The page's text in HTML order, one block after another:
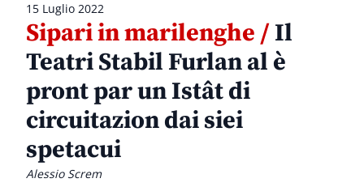
15 Luglio 2022
Sipari in marilenghe /Il
Teatri Stabil Furlan al è
pront par un Istât di
circuitazion dai siei
spetacui
Alessio Screm